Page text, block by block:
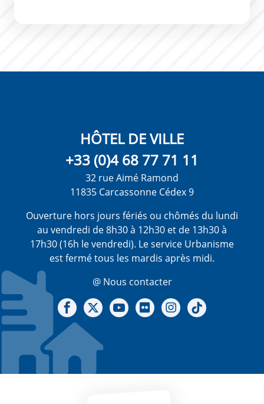
HÔTEL DE VILLE
+33 (0)4 68 77 71 11
32 rue Aimé Ramond
11835 Carcassonne Cédex 9
Ouverture hors jours fériés ou chômés du lundi
au vendredi de 8h30 à 12h30 et de 13h30 à
17h30 (16h le vendredi). Le service Urbanisme
est fermé tous les mardis après midi.
@ Nous contacter
Notre Facebook
Notre X - (twitter)
Notre chaine Youtube
Notre Gallerie sur Flickr
Notre Instagram